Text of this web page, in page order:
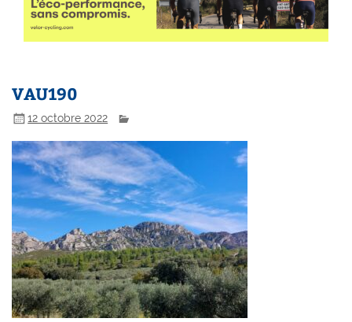
VAU190
12 octobre 2022